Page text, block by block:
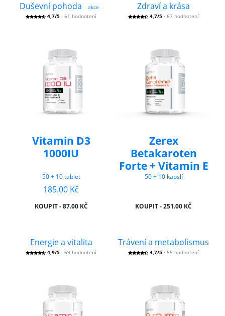
Duševní pohoda
akce
4,7/5 · 61 hodnotení
Vitamin D3
1000IU
50 + 10 tablet
185.00 Kč
KOUPIT - 87.00 KČ
Zdraví a krása
4,7/5 · 67 hodnotení
Zerex
Betakaroten
Forte + Vitamin E
50 + 10 kapslí
KOUPIT - 251.00 KČ
Energie a vitalita
4,9/5 · 69 hodnotení
Trávení a metabolismus
4,7/5 · 55 hodnotení